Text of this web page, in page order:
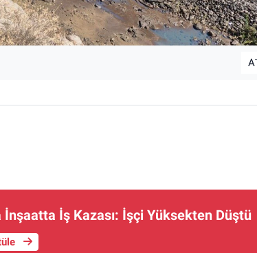
A-
İnşaatta İş Kazası: İşçi Yüksekten Düştü